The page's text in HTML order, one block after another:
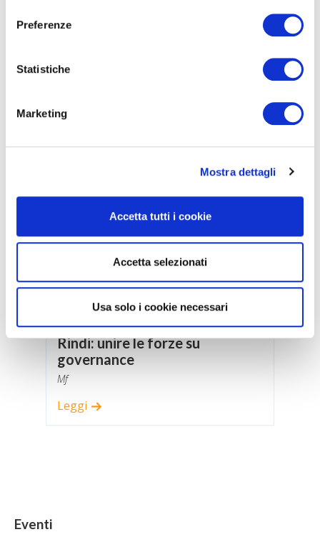
Preferenze
Statistiche
Marketing
Mostra dettagli
Accetta tutti i cookie
Accetta selezionati
Usa solo i cookie necessari
Paese
Rassegna stampa
Quote rosa: servono?
Milano Finanza
Leggi
05 AGOSTO, 2022
Rindi: unire le forze su
governance
Mf
Leggi
Eventi